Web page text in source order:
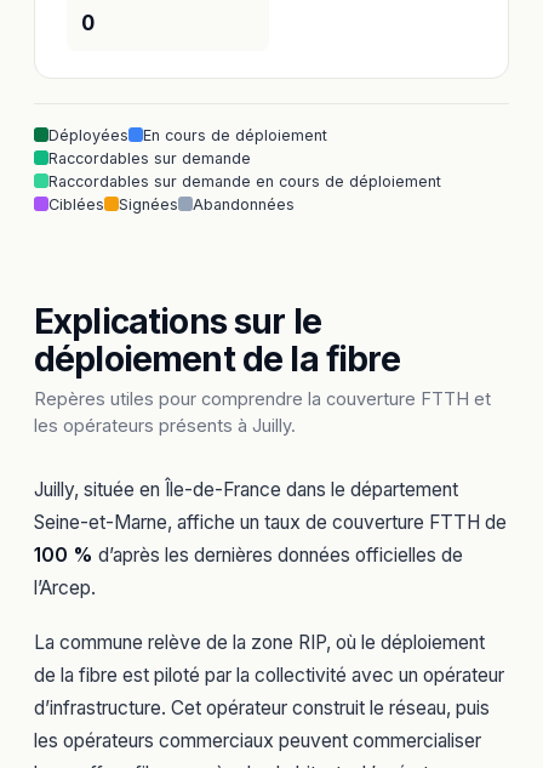
0
Déployées
En cours de déploiement
Raccordables sur demande
Raccordables sur demande en cours de déploiement
Ciblées
Signées Abandonnées
Explications sur le
déploiement de la fibre
Repères utiles pour comprendre la couverture FTTH et
les opérateurs présents à Juilly.
Juilly, située en Île-de-France dans le département
Seine-et-Marne, affiche un taux de couverture FTTH de
100 % d’après les dernières données officielles de
l’Arcep.
La commune relève de la zone RIP, où le déploiement
de la fibre est piloté par la collectivité avec un opérateur
d’infrastructure. Cet opérateur construit le réseau, puis
les opérateurs commerciaux peuvent commercialiser